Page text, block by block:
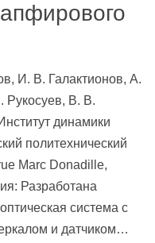
И. В. Галактионов, А.
Рукосуев, В. В.
динамики
политехнический
Marc Donadille,
Разработана
система с
и датчиком…